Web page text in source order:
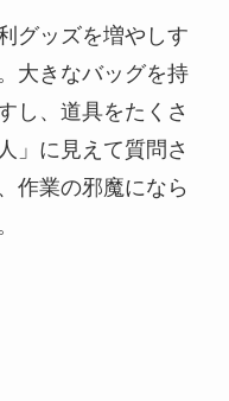
グッズを増やしす
大きなバッグを持
し、道具をたくさ
」に見えて質問さ
作業の邪魔になら